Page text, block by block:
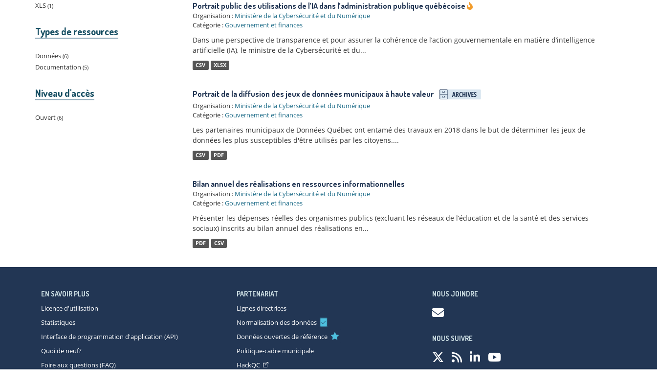
XLS 1
Types de ressources
Données 6
Documentation 5
Niveau d'accès
Ouvert 6
Portrait public des utilisations de l’IA dans l’administration publique québécoise
Organisation : Ministère de la Cybersécurité et du Numérique
Catégorie :Gouvernement et finances
Dans une perspective de transparence et pour assurer la cohérence de l’action gouvernementale en matière d’intelligence
artificielle (IA), le ministre de la Cybersécurité et du...
CSV XLSX
Portrait de la diffusion des jeux de données municipaux à haute valeur
Organisation : Ministère de la Cybersécurité et du Numérique
Catégorie :Gouvernement et finances
Les partenaires municipaux de Données Québec ont entamé des travaux en 2018 dans le but de déterminer les jeux de
données les plus susceptibles d'être utilisés par les citoyens....
CSV PDF
Bilan annuel des réalisations en ressources informationnelles
Organisation : Ministère de la Cybersécurité et du Numérique
Catégorie :Gouvernement et finances
Présenter les dépenses réelles des organismes publics (excluant les réseaux de l’éducation et de la santé et des services
sociaux) inscrits au bilan annuel des réalisations en...
PDF CSV
EN SAVOIR PLUS
Licence d'utilisation
Statistiques
Interface de programmation d'application (API)
Quoi de neuf?
Foire aux questions (FAQ)
PARTENARIAT
Lignes directrices
Normalisation des données
Données ouvertes de référence
Politique-cadre municipale
HackQC
NOUS JOINDRE
NOUS SUIVRE